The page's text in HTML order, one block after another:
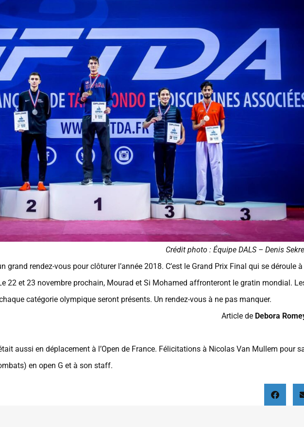
Crédit photo : Équipe DALS – Denis
grand rendez-vous pour clôturer l’année 2018. C’est le Grand Prix Final qui se déroule à
22 et 23 novembre prochain, Mourad et Si Mohamed affronteront le gratin mondial.
catégorie olympique seront présents. Un rendez-vous à ne pas manquer.
Article de Debora
aussi en déplacement à l’Open de France. Félicitations à Nicolas Van Mullem pour
en open G et à son staff.